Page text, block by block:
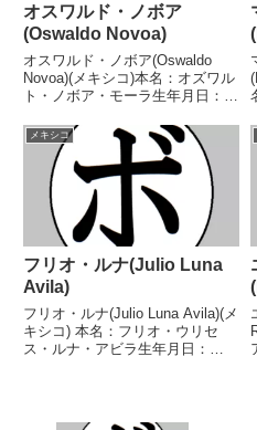
オスワルド・ノボア
(Oswaldo Novoa)
オスワルド・ノボア(Oswaldo
Novoa)(メキシコ)本名：オズワル
ト・ノボア・モーラ生年月日：
績：28戦14勝(9KO)10敗4分【獲
得タイトル】ハリスコ州ライトフ
ライ級王座FECOMBOXメキシ
コ...
メキシコ
フリオ・ルナ(Julio Luna
Avila)
フリオ・ルナ(Julio Luna Avila)(メ
キシコ) 本名：フリオ・ウリセ
ス・ルナ・アビラ生年月日：
ー級王座WBC中央アメ...